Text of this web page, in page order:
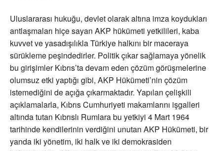
Uluslararası hukuğu, devlet olarak altına imza koydukları
antlaşmaları hiçe sayan AKP hükümeti yetkilileri, kaba
kuvvet ve yasadışılıkla Türkiye halkını bir maceraya
sürükleme peşindedirler. Politik çıkar sağlamaya yönelik
bu girişimler Kıbrıs’ta devam eden çözüm görüşmelerine
olumsuz etki yaptığı gibi, AKP Hükümeti’nin çözüm
istemediğini de açığa çıkarmaktadır. Yapılan çelişkili
açıklamalarla, Kıbrıs Cumhuriyeti makamlarını işgalleri
altında tutan Kıbrıslı Rumlara bu yetkiyi 4 Mart 1964
tarihinde kendilerinin verdiğini unutan AKP Hükümeti, bir
yanda iki yönetim, iki halk ve iki demokrasiden